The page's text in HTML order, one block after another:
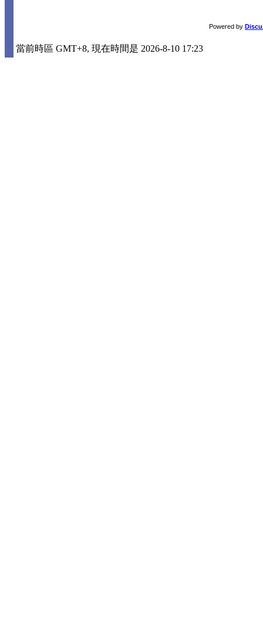
Powered by
當前時區 GMT+8, 現在時間是 2026-8-10 17:23